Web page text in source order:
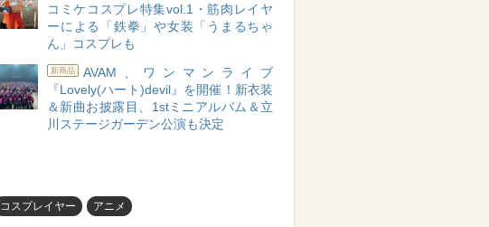
コミケコスプレ特集vol.1・筋肉レイヤ
ーによる「鉄拳」や女装「うまるちゃ
ん」コスプレも
新商品
AVAM、ワンマンライブ
『Lovely(ハート)devil』を開催！新衣装
＆新曲お披露目、1stミニアルバム＆立
川ステージガーデン公演も決定
コスプレイヤー アニメ